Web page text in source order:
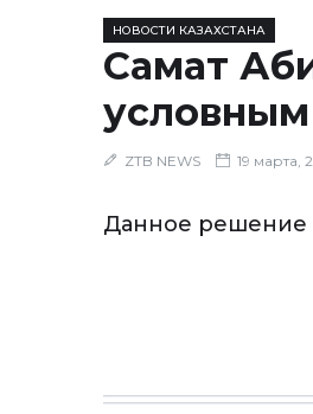
НОВОСТИ КАЗАХСТАНА
Самат
ZTB NEWS 19 марта,
Данное решение